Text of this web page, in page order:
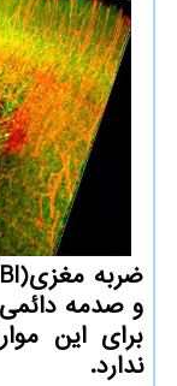
و صدمه
برای این
ندارد.